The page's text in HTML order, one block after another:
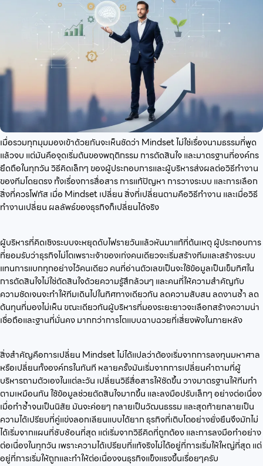
เมื่อรวมทุกมุมมองเข้าด้วยกันจะเห็นชัดว่า Mindset ไม่ใช่เรื่องนามธรรมที่พูด
แล้วจบ แต่มันคือจุดเริ่มต้นของพฤติกรรม การตัดสินใจ และมาตรฐานที่องค์กร
ยึดถือในทุกวัน วิธีคิดเล็กๆ ของผู้ประกอบการและผู้บริหารส่งผลต่อวิธีทำงาน
ของทีมโดยตรง ทั้งเรื่องการสื่อสาร การแก้ปัญหา การวางระบบ และการเลือก
สิ่งที่ควรโฟกัส เมื่อ Mindset เปลี่ยน สิ่งที่เปลี่ยนตามคือวิธีทำงาน และเมื่อวิธี
ทำงานเปลี่ยน ผลลัพธ์ของธุรกิจก็เปลี่ยนได้จริง
ผู้บริหารที่คิดเชิงระบบจะหยุดดับไฟรายวันแล้วหันมาแก้ที่ต้นเหตุ ผู้ประกอบการ
ที่ยอมรับว่าธุรกิจไม่โตเพราะเจ้าของเก่งคนเดียวจะเริ่มสร้างทีมและสร้างระบบ
แทนการแบกทุกอย่างไว้คนเดียว คนที่อ่านตัวเลขเป็นจะใช้ข้อมูลเป็นเข็มทิศใน
การตัดสินใจไม่ใช่ตัดสินใจด้วยความรู้สึกล้วนๆ และคนที่ให้ความสำคัญกับ
ความชัดเจนจะทำให้ทีมเดินไปในทิศทางเดียวกัน ลดความสับสน ลดงานซ้ำ ลด
ต้นทุนที่มองไม่เห็น ขณะเดียวกันผู้บริหารที่มองระยะยาวจะเลือกสร้างความน่า
เชื่อถือและฐานที่มั่นคง มากกว่าการโตแบบฉาบฉวยที่เสี่ยงพังในภายหลัง
สิ่งสำคัญคือการเปลี่ยน Mindset ไม่ได้แปลว่าต้องเริ่มจากการลงทุนมหาศาล
หรือเปลี่ยนทั้งองค์กรในทันที หลายครั้งมันเริ่มจากการเปลี่ยนคำถามที่ผู้
บริหารถามตัวเองในแต่ละวัน เปลี่ยนวิธีสื่อสารให้ชัดขึ้น วางมาตรฐานให้ทีมทำ
ตามเหมือนกัน ใช้ข้อมูลช่วยตัดสินใจมากขึ้น และลงมือปรับเล็กๆ อย่างต่อเนื่อง
เมื่อทำซ้ำจนเป็นนิสัย มันจะค่อยๆ กลายเป็นวัฒนธรรม และสุดท้ายกลายเป็น
ความได้เปรียบที่คู่แข่งลอกเลียนแบบได้ยาก ธุรกิจที่เติบโตอย่างยั่งยืนจึงมักไม่
ได้เริ่มจากแผนที่ซับซ้อนที่สุด แต่เริ่มจากวิธีคิดที่ถูกต้อง และการลงมือทำอย่าง
ต่อเนื่องในทุกวัน เพราะความได้เปรียบที่แท้จริงไม่ได้อยู่ที่การเริ่มให้ใหญ่ที่สุด แต่
อยู่ที่การเริ่มให้ถูกและทำให้ต่อเนื่องจนธุรกิจแข็งแรงขึ้นเรื่อยๆครับ